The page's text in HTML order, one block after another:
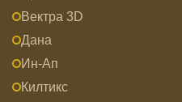
Вектра 3D
Дана
Ин-Ап
Килтикс